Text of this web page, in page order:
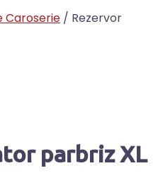
Caroserie / Rezervor
parbriz XL